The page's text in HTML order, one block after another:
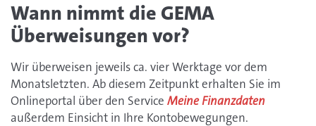
Wann nimmt die GEMA
Überweisungen vor?
Wir überweisen jeweils ca. vier Werktage vor dem
Monatsletzten. Ab diesem Zeitpunkt erhalten Sie im
Onlineportal über den Service Meine Finanzdaten
außerdem Einsicht in Ihre Kontobewegungen.